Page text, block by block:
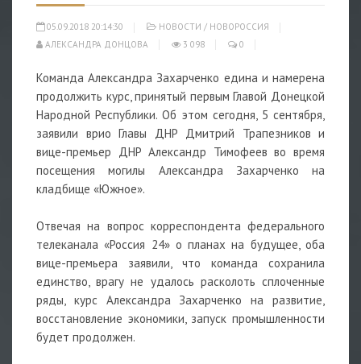
05.09.2018 20:14:30 НОВОСТИ / НОВОРОССИЯ
АЛЕКСАНДРА ДОНЦОВА
3 098 0
Команда Александра Захарченко едина и намерена
продолжить курс, принятый первым Главой Донецкой
Народной Республики. Об этом сегодня, 5 сентября,
заявили врио Главы ДНР Дмитрий Трапезников и
вице-премьер ДНР Александр Тимофеев во время
посещения могилы Александра Захарченко на
кладбище «Южное».
Отвечая на вопрос корреспондента федерального
телеканала «Россия 24» о планах на будущее, оба
вице-премьера заявили, что команда сохранила
единство, врагу не удалось расколоть сплоченные
ряды, курс Александра Захарченко на развитие,
восстановление экономики, запуск промышленности
будет продолжен.